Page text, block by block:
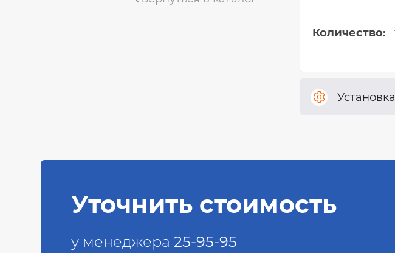
Количество:
Установка
Уточнить стоимость
у менеджера 25-95-95